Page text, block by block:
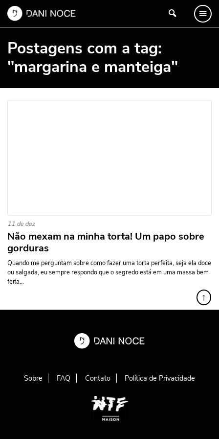
Postagens com a tag:
"margarina e manteiga"
11 de dez
Não mexam na minha torta! Um papo sobre
gorduras
Quando me perguntam sobre como fazer uma torta perfeita, seja ela doce
ou salgada, eu sempre respondo que o segredo está em uma massa bem
feita...
↑
Sobre FAQ Contato Política de Privacidade